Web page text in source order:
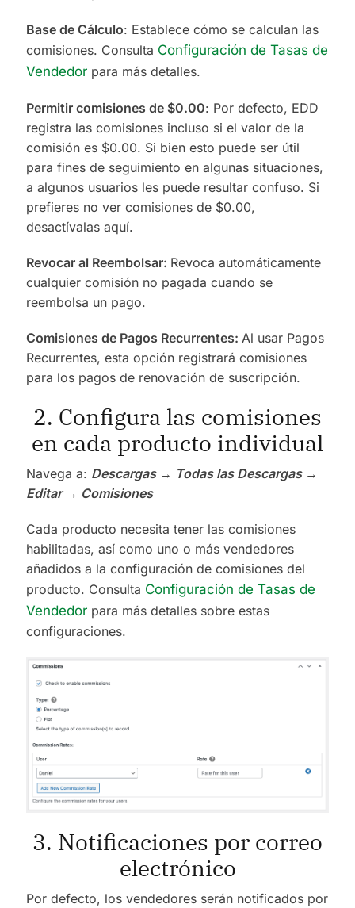
Base de Cálculo: Establece cómo se calculan las
comisiones. Consulta Configuración de Tasas de
Vendedor para más detalles.
Permitir comisiones de $0.00: Por defecto, EDD
registra las comisiones incluso si el valor de la
comisión es $0.00. Si bien esto puede ser útil
para fines de seguimiento en algunas situaciones,
a algunos usuarios les puede resultar confuso. Si
prefieres no ver comisiones de $0.00,
desactívalas aquí.
Revocar al Reembolsar: Revoca automáticamente
cualquier comisión no pagada cuando se
reembolsa un pago.
Comisiones de Pagos Recurrentes: Al usar Pagos
Recurrentes, esta opción registrará comisiones
para los pagos de renovación de suscripción.
2. Configura las comisiones
en cada producto individual
Navega a: Descargas → Todas las Descargas →
Editar → Comisiones
Cada producto necesita tener las comisiones
habilitadas, así como uno o más vendedores
añadidos a la configuración de comisiones del
producto. Consulta Configuración de Tasas de
Vendedor para más detalles sobre estas
configuraciones.
3. Notificaciones por correo
electrónico
Por defecto, los vendedores serán notificados por